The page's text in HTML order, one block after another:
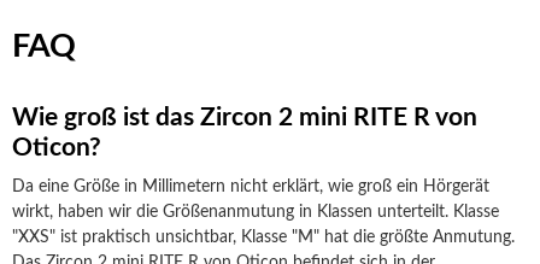
FAQ
Wie groß ist das Zircon 2 mini RITE R von
Oticon?
Da eine Größe in Millimetern nicht erklärt, wie groß ein Hörgerät
wirkt, haben wir die Größenanmutung in Klassen unterteilt. Klasse
"XXS" ist praktisch unsichtbar, Klasse "M" hat die größte Anmutung.